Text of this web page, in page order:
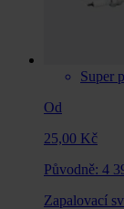
Super
Od
25,00 Kč
Původně: 4
Zapalovací